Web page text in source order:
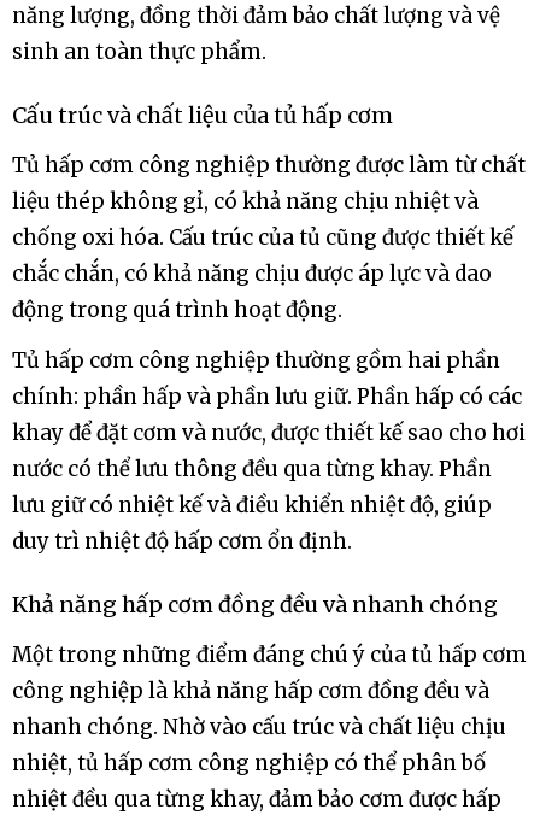
năng lượng, đồng thời đảm bảo chất lượng và vệ
sinh an toàn thực phẩm.
Cấu trúc và chất liệu của tủ hấp cơm
Tủ hấp cơm công nghiệp thường được làm từ chất
liệu thép không gỉ, có khả năng chịu nhiệt và
chống oxi hóa. Cấu trúc của tủ cũng được thiết kế
chắc chắn, có khả năng chịu được áp lực và dao
động trong quá trình hoạt động.
Tủ hấp cơm công nghiệp thường gồm hai phần
chính: phần hấp và phần lưu giữ. Phần hấp có các
khay để đặt cơm và nước, được thiết kế sao cho hơi
nước có thể lưu thông đều qua từng khay. Phần
lưu giữ có nhiệt kế và điều khiển nhiệt độ, giúp
duy trì nhiệt độ hấp cơm ổn định.
Khả năng hấp cơm đồng đều và nhanh chóng
Một trong những điểm đáng chú ý của tủ hấp cơm
công nghiệp là khả năng hấp cơm đồng đều và
nhanh chóng. Nhờ vào cấu trúc và chất liệu chịu
nhiệt, tủ hấp cơm công nghiệp có thể phân bố
nhiệt đều qua từng khay, đảm bảo cơm được hấp